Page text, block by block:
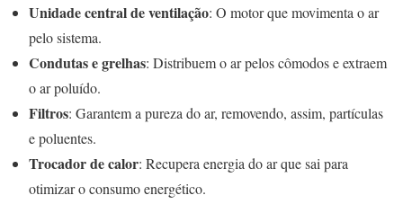
Unidade central de ventilação: O motor que movimenta o ar
pelo sistema.
Condutas e grelhas: Distribuem o ar pelos cômodos e extraem
o ar poluído.
Filtros: Garantem a pureza do ar, removendo, assim, partículas
e poluentes.
Trocador de calor: Recupera energia do ar que sai para
otimizar o consumo energético.